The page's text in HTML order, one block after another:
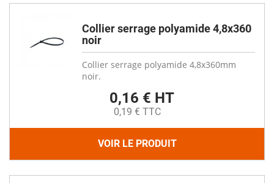
Collier serrage polyamide 4,8x360
noir
Collier serrage polyamide 4,8x360mm
noir.
0,16 € HT
0,19 € TTC
VOIR LE PRODUIT